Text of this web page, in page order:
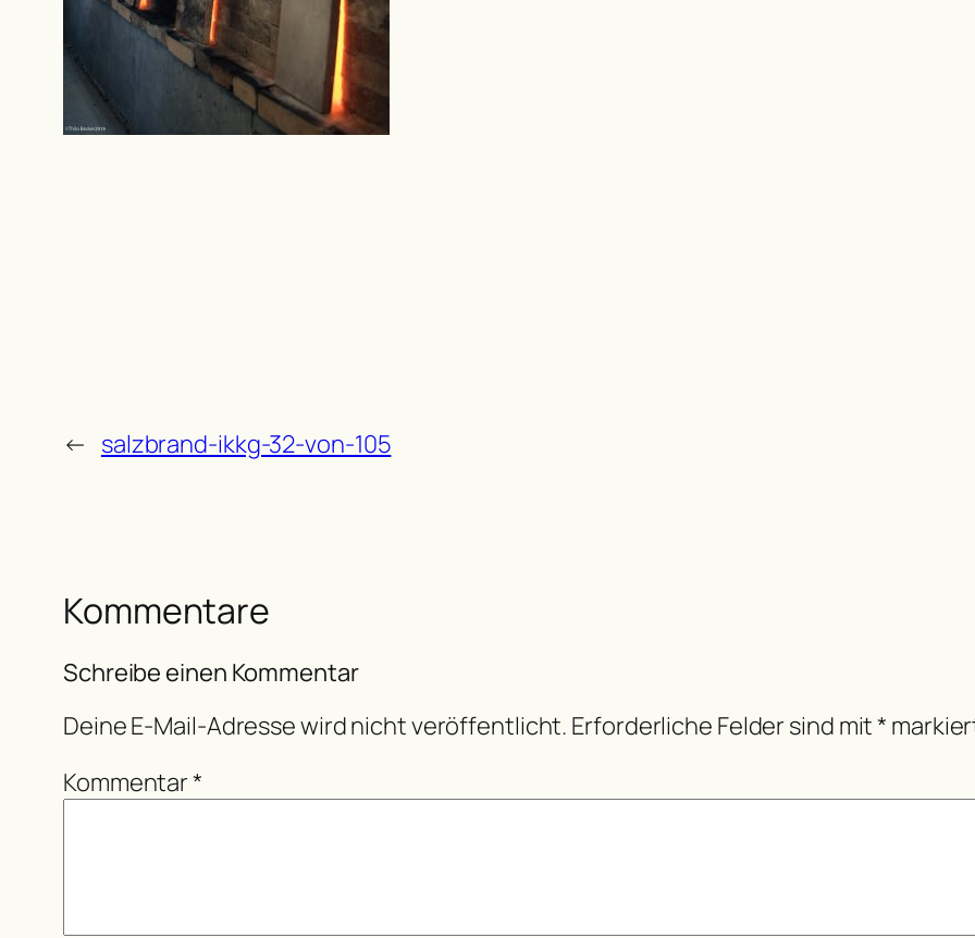
← salzbrand-ikkg-32-von-105
Kommentare
Schreibe einen Kommentar
Deine E-Mail-Adresse wird nicht veröffentlicht. Erforderliche Felder sind mit*
Kommentar*